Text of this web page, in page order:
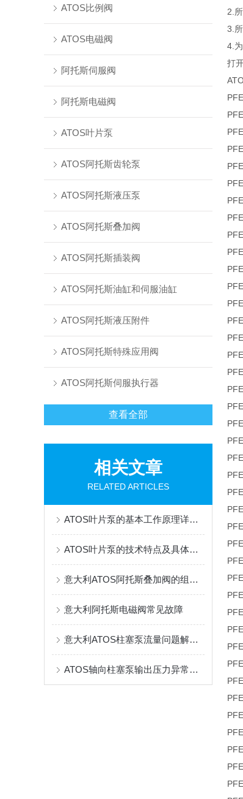
ATOS比例阀
ATOS电磁阀
阿托斯伺服阀
阿托斯电磁阀
ATOS叶片泵
ATOS阿托斯齿轮泵
ATOS阿托斯液压泵
ATOS阿托斯叠加阀
ATOS阿托斯插装阀
ATOS阿托斯油缸和伺服油缸
ATOS阿托斯液压附件
ATOS阿托斯特殊应用阀
ATOS阿托斯伺服执行器
查看全部
相关文章
RELATED ARTICLES
ATOS叶片泵的基本工作原理详细分析
ATOS叶片泵的技术特点及具体应用场景
意大利ATOS阿托斯叠加阀的组装步骤
意大利阿托斯电磁阀常见故障
意大利ATOS柱塞泵流量问题解决方案
ATOS轴向柱塞泵输出压力异常输出压力过低
2.
3.
4.
打